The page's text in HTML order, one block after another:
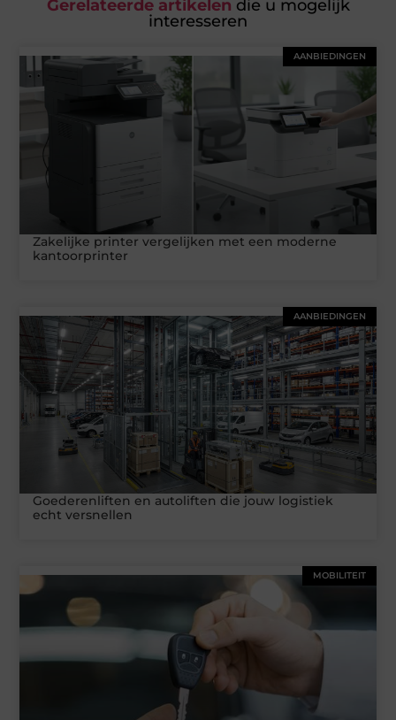
Gerelateerde artikelen die u mogelijk
interesseren
AANBIEDINGEN
Zakelijke printer vergelijken met een moderne
kantoorprinter
AANBIEDINGEN
Goederenliften en autoliften die jouw logistiek
echt versnellen
MOBILITEIT